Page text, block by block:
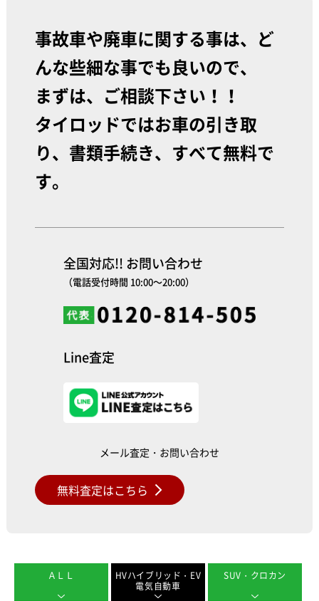
事故車や廃車に関する事は、ど
んな些細な事でも良いので、
まずは、ご相談下さい！！
タイロッドではお車の引き取
り、書類手続き、すべて無料で
す。
全国対応!! お問い合わせ
（電話受付時間 10:00～20:00）
Line査定
メール査定・お問い合わせ
無料査定はこちら
ＡＬＬ
HVハイブリッド・EV
電気自動車
SUV・クロカン